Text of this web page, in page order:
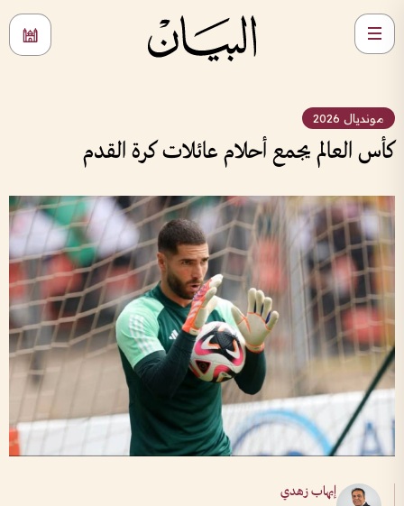
مونديال 2026
كأس العالم يجمع أحلام عائلات كرة القدم
إيهاب زهدي